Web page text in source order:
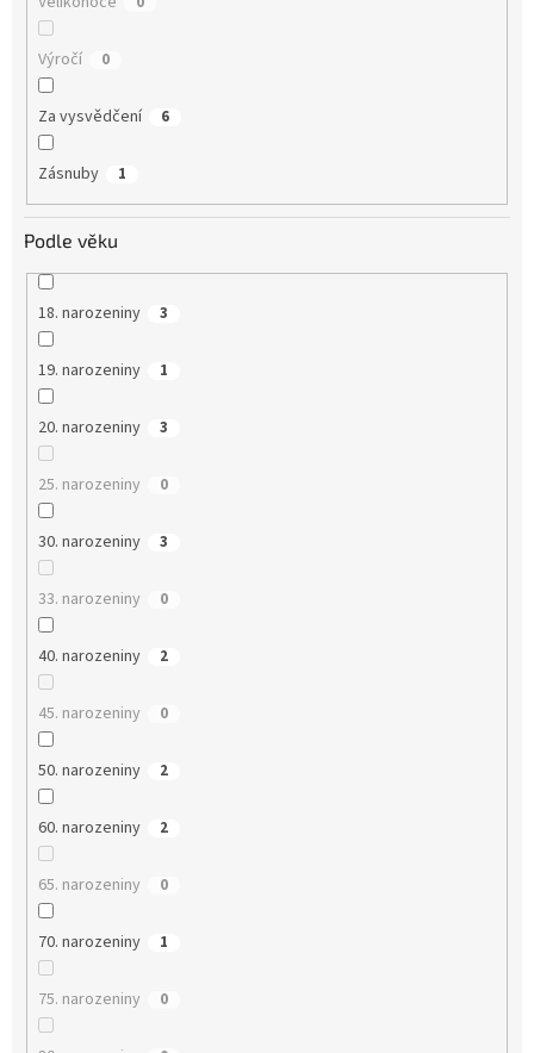
Výročí 0
Za vysvědčení 6
Zásnuby 1
Podle věku
18. narozeniny 3
19. narozeniny 1
20. narozeniny 3
25. narozeniny 0
30. narozeniny 3
33. narozeniny 0
40. narozeniny 2
45. narozeniny 0
50. narozeniny 2
60. narozeniny 2
65. narozeniny 0
70. narozeniny 1
75. narozeniny 0